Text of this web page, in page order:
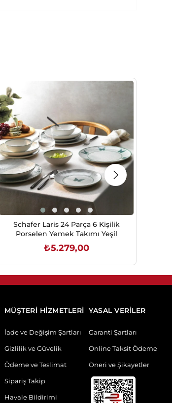
Schafer Laris 24 Parça 6 Kişilik
Porselen Yemek Takımı Yeşil
₺5.279,00
MÜŞTERİ HİZMETLERİ
İade ve Değişim Şartları
Gizlilik ve Güvelik
Ödeme ve Teslimat
Sipariş Takip
Havale Bildirimi
YASAL VERİLER
Garanti Şartları
Online Taksit Ödeme
Öneri ve Şikayetler